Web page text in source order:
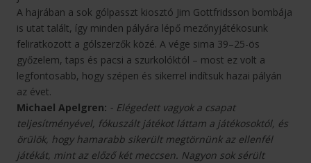
A hajrában a sok gólpasszt kiosztó Jim Gottfridsson bombája
is utat talált, így minden pályára lépő mezőnyjátékosunk
feliratkozott a gólszerzők közé. A vége sima 39–25-ös
győzelem, taps és pacsi a szurkolóktól – most ez volt a
legfontosabb, hogy szépen és sikerrel indítsuk hazai pályán
az évet.
Michael Apelgren: - Elégedett vagyok a csapat
teljesítményével, fókuszált játékot láttam a játékosoktól, és
örülök, hogy hamarabb sikerült megtörnünk az ellenfél
játékát, mint az előző két meccsen. Nagyon sok sérült